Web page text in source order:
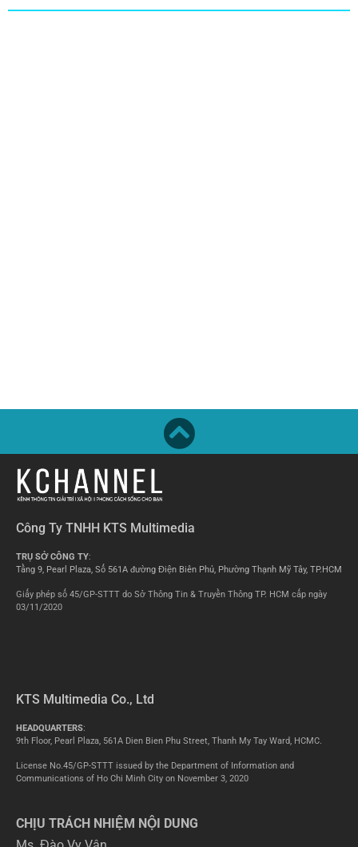
Công Ty TNHH KTS Multimedia
TRỤ SỞ CÔNG TY:
Tầng 9, Pearl Plaza, Số 561A đường Điện Biên Phủ, Phường Thạnh Mỹ Tây, TP.HCM
Giấy phép số 45/GP-STTT do Sở Thông Tin & Truyền Thông TP. HCM cấp ngày
03/11/2020
KTS Multimedia Co., Ltd
HEADQUARTERS:
9th Floor, Pearl Plaza, 561A Dien Bien Phu Street, Thanh My Tay Ward, HCMC.
License No.45/GP-STTT issued by the Department of Information and
Communications of Ho Chi Minh City on November 3, 2020
CHỊU TRÁCH NHIỆM NỘI DUNG